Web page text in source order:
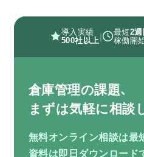
導入実績
500社以上 | 最短2
稼働開
倉庫管理の課題、
まずは気軽に相談
無料オンライン相談は最
資料は即日ダウンロード